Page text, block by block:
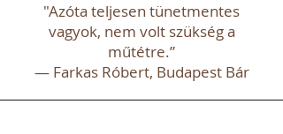
"Azóta teljesen tünetmentes
vagyok, nem volt szükség a
műtétre.”
— Farkas Róbert, Budapest Bár